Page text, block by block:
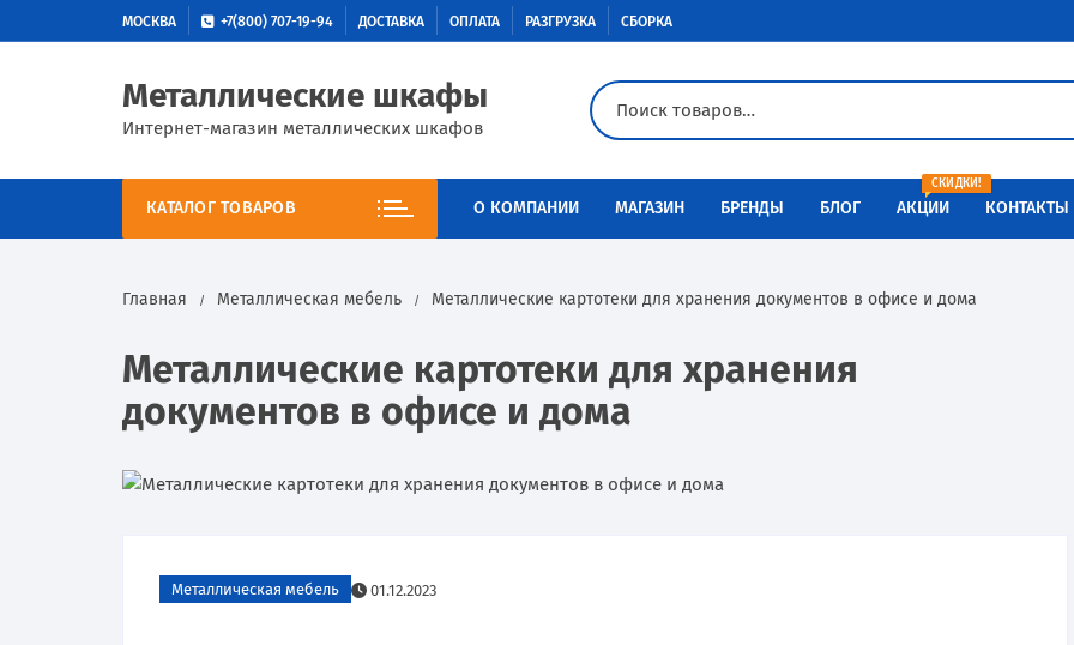
МОСКВА +7(800) 707-19-94 ДОСТАВКА ОПЛАТА РАЗГРУЗКА СБОРКА
Металлические шкафы
Интернет-магазин металлических шкафов
КАТАЛОГ ТОВАРОВ О КОМПАНИИ МАГАЗИН
Разгрузка
Инструкции по сборке
БРЕНДЫ
Контур
БЛОГ
Сейфы
АКЦИИ
СКИДКИ!
КОНТАКТЫ
Главная Металлическая мебель Металлические картотеки для хранения документов в офисе и дома
Металлические картотеки для хранения
документов в офисе и дома
Металлическая мебель 01.12.2023